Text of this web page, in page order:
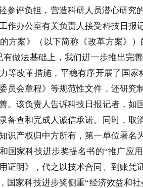
参评负担，营造科研人员潜心研究
作办公室有关负责人接受科技日
方案》（以下简称《改革方案》
有做法基础上，我们进一步推出完
等改革措施，平稳有序开展了国
员会章程》等规范性文件，还研
。该负责人告诉科技日报记者，
备查和完成人诚信承诺。同时，
识产权归中方所有，第一单位署
国家科技进步奖提名书的“推广应
证明》，代之以技术合同、到账
国家科技进步奖侧重“经济效益和